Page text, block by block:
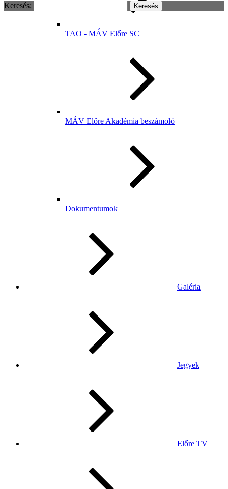
TAO - MÁV Előre SC
MÁV Előre Akadémia beszámoló
Dokumentumok
Galéria
Jegyek
Előre TV
Keresés: